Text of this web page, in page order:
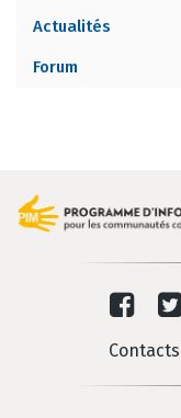
Actualités
Forum
Contacts